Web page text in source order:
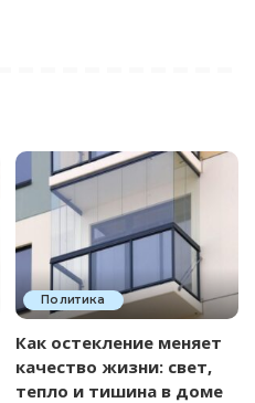
Политика
Как остекление меняет
качество жизни: свет,
тепло и тишина в доме